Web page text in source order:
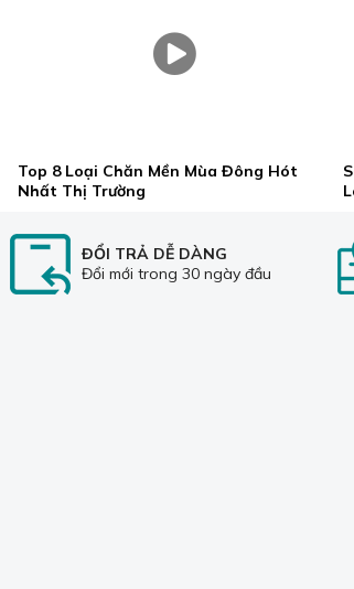
Top 8 Loại Chăn Mền Mùa Đông Hót
Nhất Thị Trường
ĐỔI TRẢ DỄ DÀNG
Đổi mới trong 30 ngày đầu